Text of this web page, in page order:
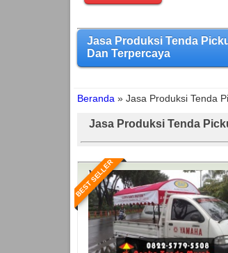
Jasa Produksi Tenda
Dan Terpercaya
Beranda » Jasa Produksi Tenda
Jasa Produksi Tenda
BEST SELLER